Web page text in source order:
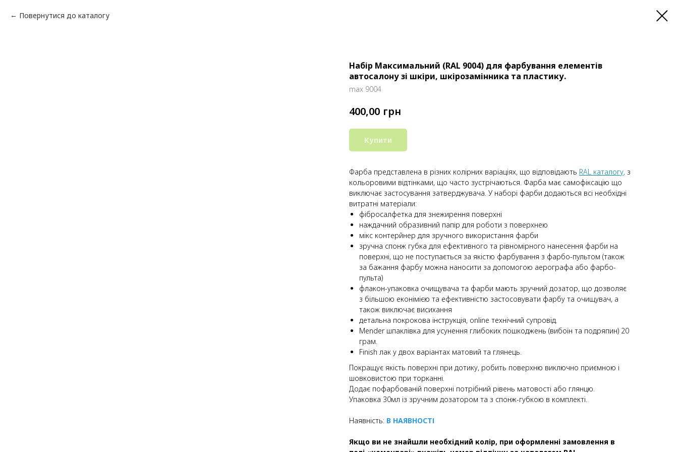
Повернутися до каталогу
Набір Максимальний (RAL 9004) для фарбування елементів
автосалону зі шкіри, шкірозамінника та пластику.
max 9004
400,00 грн
Купити
Фарба представлена ​​в різних колірних варіаціях, що відповідають RAL каталогу, з
кольоровими відтінками, що часто зустрічаються. Фарба має самофіксацію що
виключає застосування затверджувача. У наборі фарби додаються всі необхідні
витратні матеріали:
фібросалфетка для знежирення поверхні
наждачний образивний папір для роботи з поверхнею
мікс контерйнер для зручного використання фарби
зручна спонж губка для ефективного та рівномірного нанесення фарби на
поверхні, що не поступається за якістю фарбування з фарбо-пультом (також
за бажання фарбу можна наносити за допомогою аерографа або фарбо-
пульта)
флакон-упаковка очищувача та фарби мають зручний дозатор, що дозволяє
з більшою еконімією та ефективністю застосовувати фарбу та очищувач, а
також виключає висихання
детальна покрокова інструкція, online технічний супровід.
Mender шпаклівка для усунення глибоких пошкоджень (вибоїн та подряпин) 20
грам.
Finish лак у двох варіантах матовий та глянець.
Покращує якість поверхні при дотику, робить поверхню виключно приємною і
шовковистою при торканні.
Додає пофарбованій поверхні потрібний рівень матовості або глянцю.
Упаковка 30мл із зручним дозатором та з спонж-губкою в комплекті.
Наявність: В НАЯВНОСТІ
Якщо ви не знайшли необхідний колір, при оформленні замовлення в